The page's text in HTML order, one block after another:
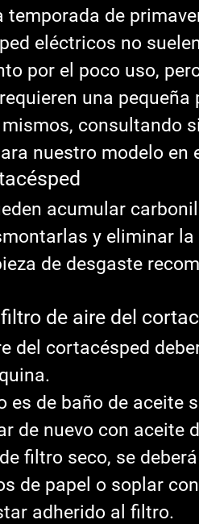
temporada de
eléctricos no
por el poco uso,
una
consultando
nuestro modelo en
acumular
y eliminar
de desgaste
de aire del
del cortacésped
es de baño de aceite
de nuevo con aceite
filtro seco, se
de papel o soplar
adherido al filtro.